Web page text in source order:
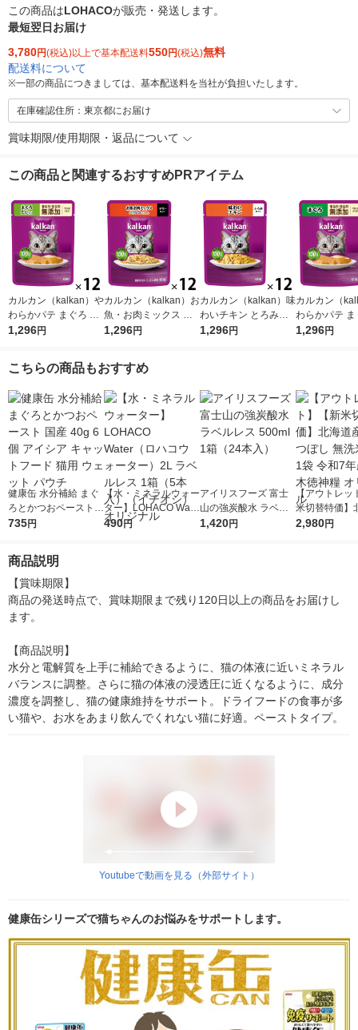
この商品はLOHACOが販売・発送します。
最短翌日お届け
3,780円(税込)以上で基本配送料550円(税込)無料
配送料について
※一部の商品につきましては、基本配送料を当社が負担いたします。
在庫確認住所：東京都にお届け
賞味期限/使用期限・返品について
この商品と関連するおすすめPRアイテム
カルカン（kalkan）や
わらかパテ まぐろ た
い入り 着色料・発色
ト
1,296円
カルカン（kalkan）お
魚・お肉ミックス ま
ぐろ・かつお・ささみ
ド ウェット
1,296円
カルカン（kalkan）味
わいチキン とろみ仕
立て 60g 12袋 マース
1,296円
カルカン（
わらかパテ ま
色料・発色剤
1,296円
こちらの商品もおすすめ
健康缶 水分補給 まぐ
ろとかつおペースト
国産 40g 6個 アイシ
735円
【水・ミネラルウォー
ター】LOHACO Wate
r（ロハコウォータ
490円
アイリスフーズ 富士
山の強炭酸水 ラベル
レス 500ml 1箱（24
1,420円
【アウトレッ
米切替特価】
ななつぼし 無
2,980円
商品説明
【賞味期限】
商品の発送時点で、賞味期限まで残り120日以上の商品をお届けし
ます。
【商品説明】
水分と電解質を上手に補給できるように、猫の体液に近いミネラル
バランスに調整。さらに猫の体液の浸透圧に近くなるように、成分
濃度を調整し、猫の健康維持をサポート。ドライフードの食事が多
い猫や、お水をあまり飲んでくれない猫に好適。ペーストタイプ。
Youtubeで動画を見る（外部サイト）
健康缶シリーズで猫ちゃんのお悩みをサポートします。